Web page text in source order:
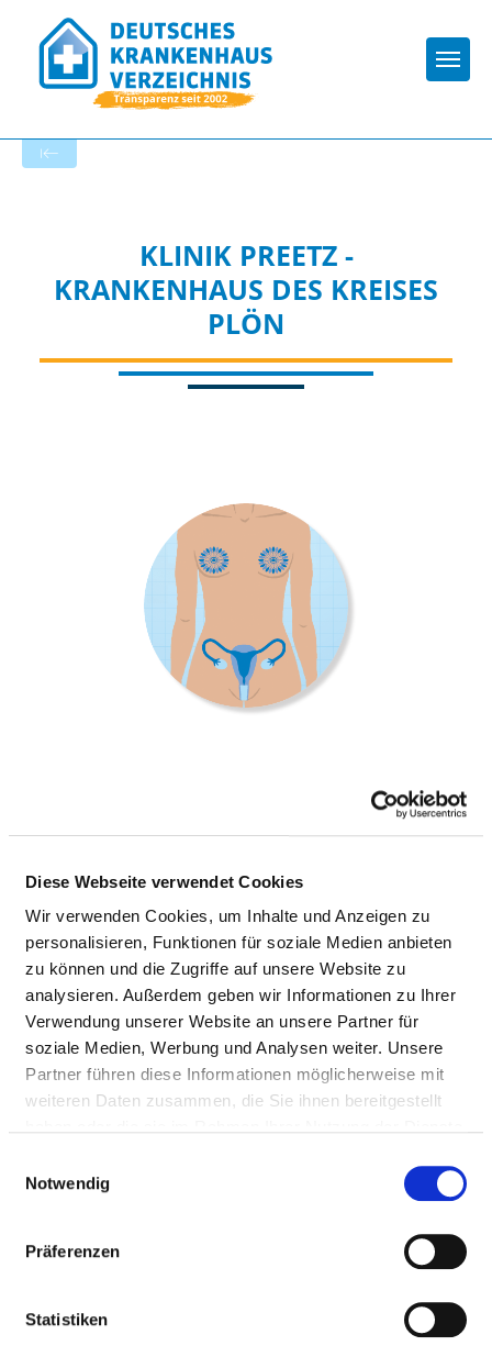
Diese Webseite verwendet Cookies
Wir verwenden Cookies, um Inhalte und Anzeigen zu
personalisieren, Funktionen für soziale Medien anbieten
zu können und die Zugriffe auf unsere Website zu
analysieren. Außerdem geben wir Informationen zu Ihrer
Verwendung unserer Website an unsere Partner für
soziale Medien, Werbung und Analysen weiter. Unsere
Partner führen diese Informationen möglicherweise mit
weiteren Daten zusammen, die Sie ihnen bereitgestellt
Notwendig
Präferenzen
Statistiken
KLINIK PREETZ -
KRANKENHAUS DES KREISES
PLÖN
Am Krankemnhaus 5
24211 Preetz
Tel.:04342-801-200
Fax: 04342-801-258
Mail:ed.zteerp-kinilk@nedek.s
Mit Notfallambulanz
Anfahrt
Dr. Sünje Keden (Chefärztin Gynäkologie und
Geburtshilfe)
Fachabteilung